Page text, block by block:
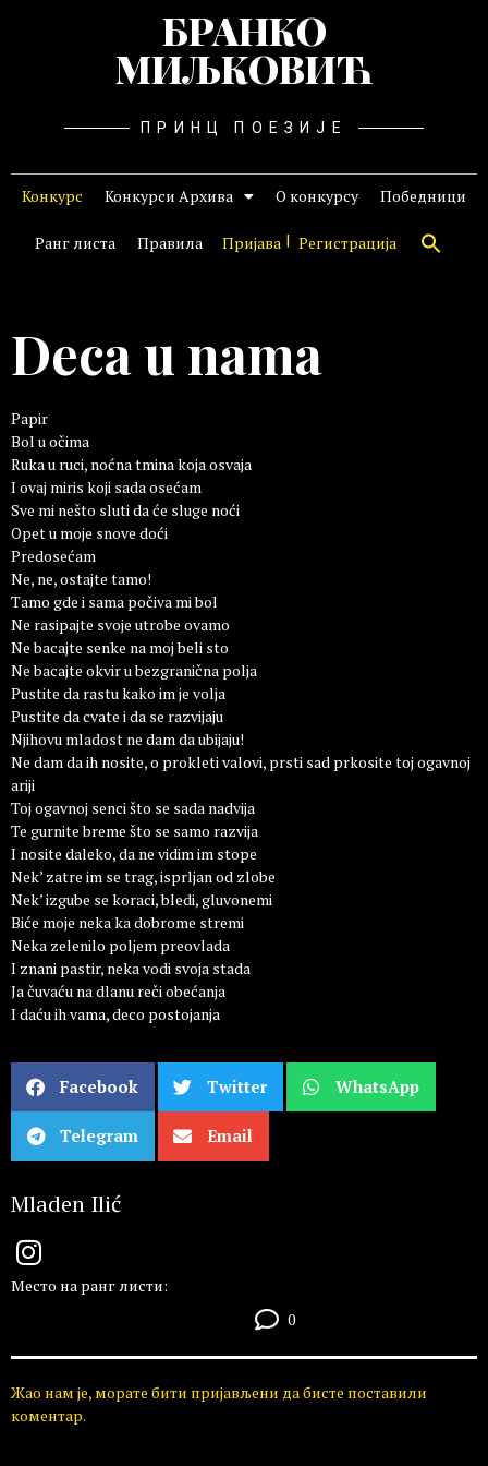
БРАНКО
МИЉКОВИЋ
ПРИНЦ ПОЕЗИЈЕ
Конкурс Конкурси Архива О конкурсу Победници
Ранг листа Правила Пријава Регистрација
Deca u nama
Papir
Bol u očima
Ruka u ruci, noćna tmina koja osvaja
I ovaj miris koji sada osećam
Sve mi nešto sluti da će sluge noći
Opet u moje snove doći
Predosećam
Ne, ne, ostajte tamo!
Tamo gde i sama počiva mi bol
Ne rasipajte svoje utrobe ovamo
Ne bacajte senke na moj beli sto
Ne bacajte okvir u bezgranična polja
Pustite da rastu kako im je volja
Pustite da cvate i da se razvijaju
Njihovu mladost ne dam da ubijaju!
Ne dam da ih nosite, o prokleti valovi, prsti sad prkosite toj ogavnoj
ariji
Toj ogavnoj senci što se sada nadvija
Te gurnite breme što se samo razvija
I nosite daleko, da ne vidim im stope
Nek’ zatre im se trag, isprljan od zlobe
Nek’ izgube se koraci, bledi, gluvonemi
Biće moje neka ka dobrome stremi
Neka zelenilo poljem preovlada
I znani pastir, neka vodi svoja stada
Ja čuvaću na dlanu reči obećanja
I daću ih vama, deco postojanja
Facebook Twitter WhatsApp
Telegram Email
Mladen Ilić
Место на ранг листи:
0
Жао нам је, морате бити пријављени да бисте поставили
коментар.